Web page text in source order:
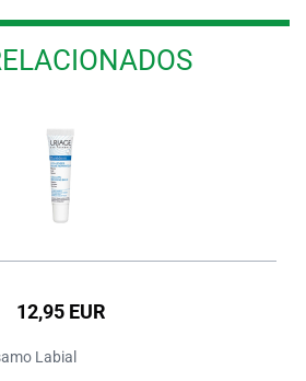
12,95 EUR
Labial